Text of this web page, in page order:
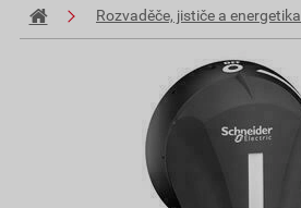
Rozvaděče, jističe a energetika